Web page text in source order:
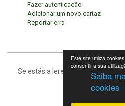
Este site utiliza
consentir a sua
Saiba
cookies
Fazer autenticação
Adicionar um novo cartaz
Reportar erro
Se estás a leres isto, significa que